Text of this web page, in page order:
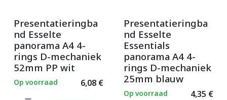
Presentatieringba
nd Esselte
panorama A4 4-
rings D-mechaniek
52mm PP wit
6,08€
Op voorraad
Presentatieringba
nd Esselte
Essentials
panorama A4 4-
rings D-mechaniek
25mm blauw
4,35 €
Op voorraad